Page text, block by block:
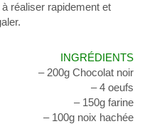
à réaliser rapidement et
.
INGRÉDIENTS
– 200g Chocolat noir
–4 oeufs
– 150g farine
– 100g noix hachée